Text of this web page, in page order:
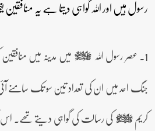
رسول ہیں اور اللہ گواہی دیتا ہے یہ
1۔ عصر رسول اللہ صلى‌الله‌عليه‌وآله‌وسلم میں مدینہ میں
جنگ احد میں ان کی تعداد تین سو تک سامنے
کریمصلى‌الله‌عليه‌وآله‌وسلمکی رسالت کی گواہی دیتے تھے۔